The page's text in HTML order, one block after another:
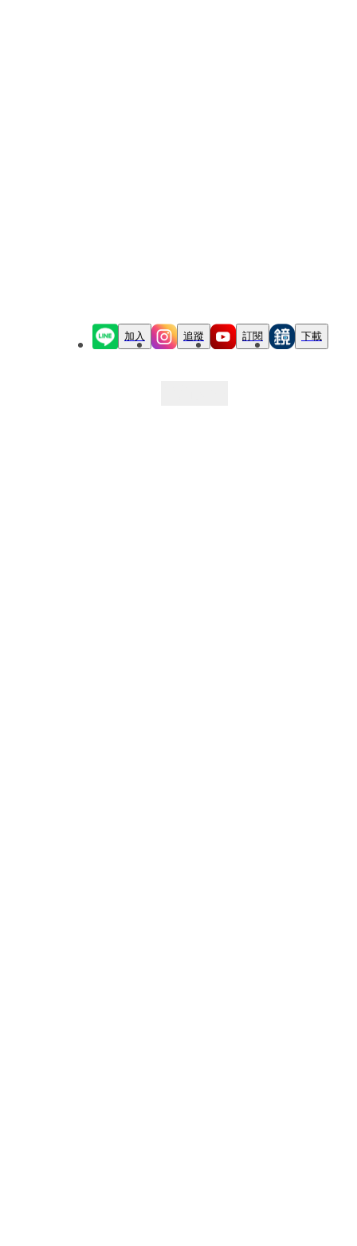
加入 追蹤 訂閱 下載